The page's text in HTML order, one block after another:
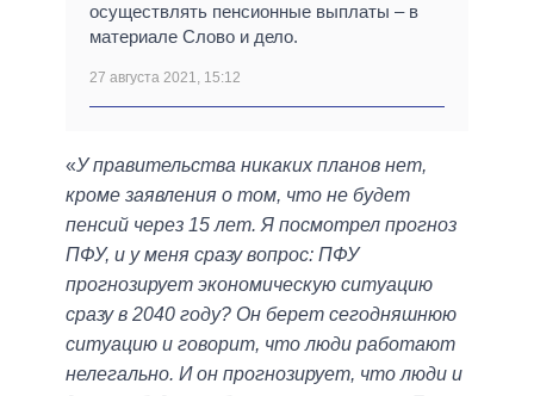
осуществлять пенсионные выплаты – в
материале Слово и дело.
27 августа 2021, 15:12
«У правительства никаких планов нет,
кроме заявления о том, что не будет
пенсий через 15 лет. Я посмотрел прогноз
ПФУ, и у меня сразу вопрос: ПФУ
прогнозирует экономическую ситуацию
сразу в 2040 году? Он берет сегодняшнюю
ситуацию и говорит, что люди работают
нелегально. И он прогнозирует, что люди и